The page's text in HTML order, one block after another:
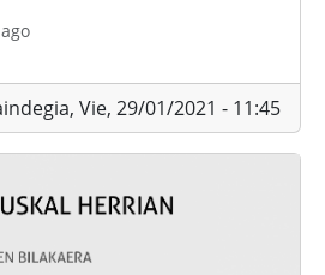
Vie, 29/01/2021 - 11:45